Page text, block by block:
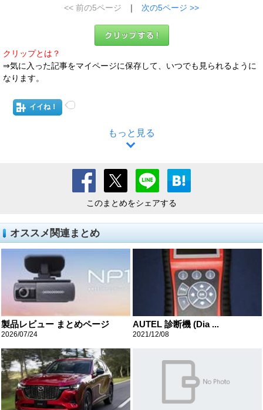
<< 前の5ページ ｜ 次の5ページ >>
クリップとは？
⇒気に入った記事をマイページに保存して、いつでも見られるように
なります。
イイね！
もっと見る
このまとめをシェアする
オススメ関連まとめ
製品レビュー まとめページ
2026/07/24
AUTEL 診断機 (Dia ...
2021/12/08